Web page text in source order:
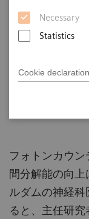
Necessary
Statistics
Cookie declaration
counting CT
2023-02-24
フォトンカウ
間分解能の向
ルダムの神経
ると、主任研究